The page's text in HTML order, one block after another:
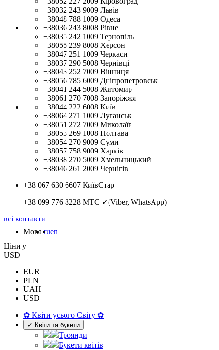
+38032 243 9009 Львів
+38048 788 1009 Одеса
+38036 243 8008 Рівне
+38035 242 1009 Тернопіль
+38055 239 8008 Херсон
+38047 251 1009 Черкаси
+38037 290 5008 Чернівці
+38043 252 7009 Вінниця
+38056 785 6009 Дніпропетровськ
+38041 244 5008 Житомир
+38061 270 7008 Запоріжжя
+38044 222 6008 Київ
+38064 271 1009 Луганськ
+38051 272 7009 Миколаїв
+38053 269 1008 Полтава
+38054 270 9009 Суми
+38057 758 9009 Харків
+38038 270 5009 Хмельницький
+38046 261 2009 Чернігів
+38 067 630 6607 КиївСтар
+38 099 776 8228 МТС ✓(Viber, WhatsApp)
всі контакти
Мова ruen
Цiни у
USD
EUR
PLN
UAH
USD
✿ Квіти усього Світу ✿
✓ Квіти та букети
Троянди
Букети квітів